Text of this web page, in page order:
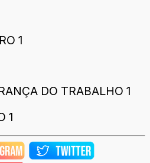
1
DO TRABALHO 1
1